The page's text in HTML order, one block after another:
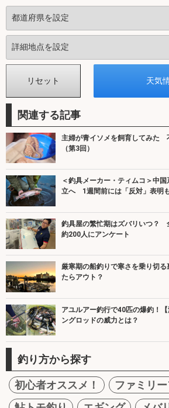
関連する記事
主婦が青イソメを飼育してみた
（第3回）
＜釣具メーカー・ティムコ＞中
立へ 1週間前には「反対」表明
釣具屋の繁忙期はズバリいつ？
約200人にアンケート
厳寒期の船釣りで寒さを乗り切
たらアウト？
アユルアー釣行で40匹の爆釣！
ングロッドの威力とは？
釣り方から探す
初心者オススメ！
ファミリ